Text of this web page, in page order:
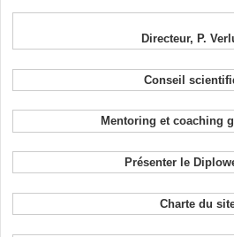
Directeur, P.
Conseil
Mentoring et coaching
Présenter le
Charte du